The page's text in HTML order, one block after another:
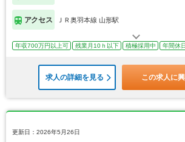
アクセス ＪＲ奥羽本線 山形駅
年収700万円以上可 残業月10ｈ以下 積極採用中 年間休
求人の詳細を見る この求人に
更新日：2026年5月26日